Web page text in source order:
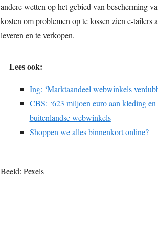
andere wetten op het gebied van bescherming
kosten om problemen op te lossen zien e-tailers
leveren en te verkopen.
Lees ook:
Ing: ‘Marktaandeel webwinkels
CBS: ‘623 miljoen euro aan kleding
buitenlandse webwinkels
Shoppen we alles binnenkort online?
Beeld: Pexels